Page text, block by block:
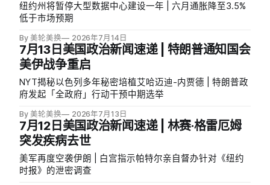
纽约州将暂停大型数据中心建设一年 | 六月通胀降至3.5%
低于市场预期
By 美轮美换 2026年7月14日
7月13日美国政治新闻速递 | 特朗普通知国会
美伊战争重启
NYT揭秘以色列多年秘密培植艾哈迈迪-内贾德 | 特朗普政
府发起「全政府」行动干预中期选举
By 美轮美换 2026年7月13日
7月12日美国政治新闻速递 | 林赛·格雷厄姆
突发疾病去世
美军再度空袭伊朗 | 白宫指示帕特尔亲自督办针对《纽约
时报》的泄密调查